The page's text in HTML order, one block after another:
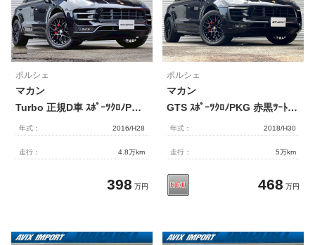
ポルシェ
マカン
Turbo 正規D車 ｽﾎﾟｰﾂｸﾛﾉPKG ﾊﾟﾉﾗﾐｯｸR 赤/黒ﾂｰﾄﾝ革 ｼｰﾄﾋｰﾀｰ PCMﾅﾋﾞ社外地ﾃﾞｼﾞ Bｶﾒﾗ＆PAS 3ｿﾞｰﾝAC BOSEｻｳﾝﾄﾞ LEDﾗｲﾄPDLS+ 電動Rｹﾞｰﾄ ｸﾙｺﾝ PASM 赤ｷｬﾘﾊﾟｰ 純正20ｲﾝﾁAW 禁煙車
年式： 2016/H28
走行： 4.8万km
万円
398
ポルシェ
マカン
GTS ｽﾎﾟｰﾂｸﾛﾉPKG 赤黒ﾂｰﾄﾝ革 ﾊﾟﾉﾗﾐｯｸR PCMﾅﾋﾞ ｻﾗｳﾝﾄﾞﾋﾞｭｰｶﾒﾗ AppleCarPlay 前席ｼｰﾄﾋｰﾀｰ PDLS+付LEDﾍｯﾄﾞﾗｲﾄ 電動Rｹﾞｰﾄ ｵｰﾄﾊｲﾋﾞｰﾑ ACC LDW 3ｿﾞｰﾝAC PASM付ｴｱｻｽ ｽﾎﾟｰﾂｴｸﾞｿﾞｰｽﾄ 赤ｷｬﾘﾊﾟｰ ｴﾝﾄﾘｰD GTS専用ｴｱﾛ&20AW 禁煙
年式： 2018/H30
走行： 5万km
万円
468